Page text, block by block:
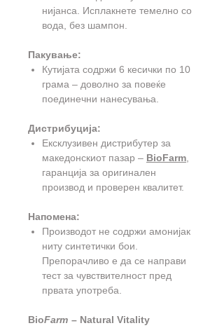
нијанса. Исплакнете темелно со
вода, без шампон.
Пакување:
Кутијата содржи 6 кесички по 10
грама – доволно за повеќе
поединечни нанесувања.
Дистрибуција:
Ексклузивен дистрибутер за
македонскиот пазар – BioFarm,
гаранција за оригинален
производ и проверен квалитет.
Напомена:
Производот не содржи амонијак
ниту синтетички бои.
Препорачливо е да се направи
тест за чувствителност пред
првата употреба.
BioFarm – Natural Vitality